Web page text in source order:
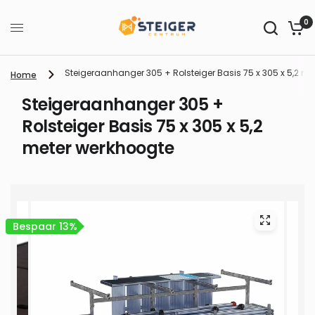
0
Home Steigeraanhanger 305 + Rolsteiger Basis 75 x 305 x 5,2
Steigeraanhanger 305 +
Rolsteiger Basis 75 x 305 x 5,2
meter werkhoogte
Bespaar 13%